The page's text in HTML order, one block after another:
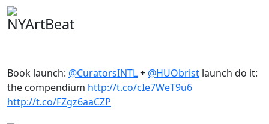
NYArtBeat
Book launch: @CuratorsINTL+ @HUObrist launch do it:
the compendium http://t.co/cIe7WeT9u6
http://t.co/FZgz6aaCZP